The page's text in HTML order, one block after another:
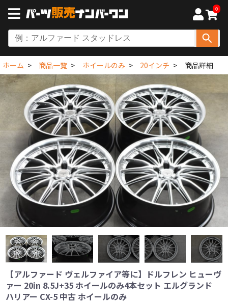
0
ホーム 商品一覧 ホイールのみ 20インチ 商品詳細
【アルファード ヴェルファイア等に】ドルフレン ヒューヴ
ァー 20in 8.5J+35 ホイールのみ4本セット エルグランド
ハリアー CX-5 中古 ホイールのみ